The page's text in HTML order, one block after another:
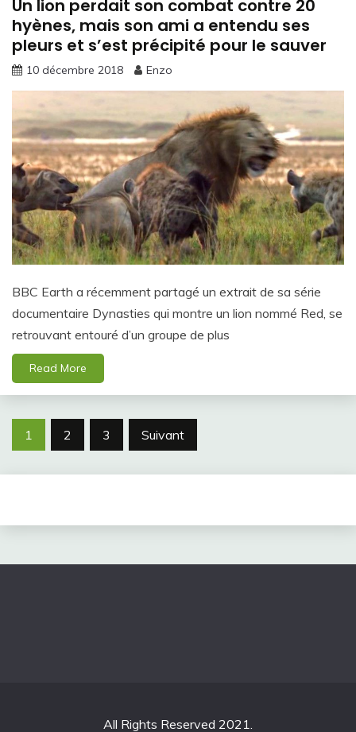
Un lion perdait son combat contre 20
hyènes, mais son ami a entendu ses
pleurs et s’est précipité pour le sauver
10 décembre 2018 Enzo
BBC Earth a récemment partagé un extrait de sa série
documentaire Dynasties qui montre un lion nommé Red, se
retrouvant entouré d’un groupe de plus
Read More
Navigation
1 2 3 Suivant
All Rights Reserved 2021.